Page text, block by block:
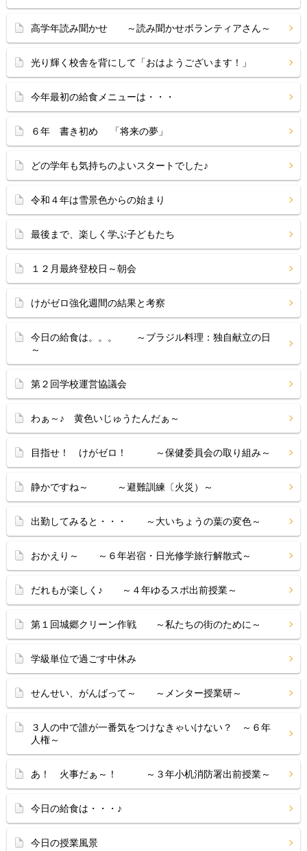
高学年読み聞かせ ～読み聞かせボランティアさん～
光り輝く校舎を背にして「おはようございます！」
今年最初の給食メニューは・・・
６年 書き初め 「将来の夢」
どの学年も気持ちのよいスタートでした♪
令和４年は雪景色からの始まり
最後まで、楽しく学ぶ子どもたち
１２月最終登校日～朝会
けがゼロ強化週間の結果と考察
今日の給食は。。。 ～ブラジル料理：独自献立の日
～
第２回学校運営協議会
わぁ～♪ 黄色いじゅうたんだぁ～
目指せ！ けがゼロ！ ～保健委員会の取り組み～
静かですね～ ～避難訓練〔火災）～
出勤してみると・・・ ～大いちょうの葉の変色～
おかえり～ ～６年岩宿・日光修学旅行解散式～
だれもが楽しく♪ ～４年ゆるスポ出前授業～
第１回城郷クリーン作戦 ～私たちの街のために～
学級単位で過ごす中休み
せんせい、がんばって～ ～メンター授業研～
３人の中で誰が一番気をつけなきゃいけない？ ～６年
人権～
あ！ 火事だぁ～！ ～３年小机消防署出前授業～
今日の給食は・・・♪
今日の授業風景